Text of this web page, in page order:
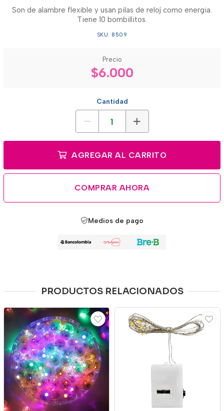
Son de alambre flexible y usan pilas de reloj como energia.
Tiene 10 bombillitos.
SKU: 8509
Precio
$6.000
Cantidad
AGREGAR AL CARRITO
COMPRAR AHORA
Medios de pago
PRODUCTOS RELACIONADOS